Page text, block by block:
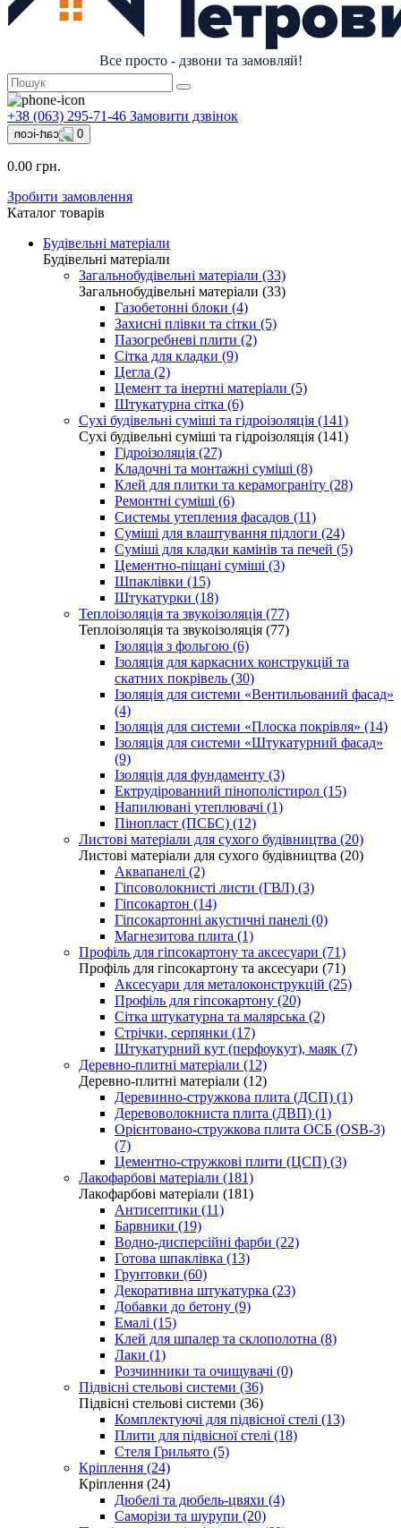
Все просто - дзвони та замовляй!
+38 (063) 295-71-46 Замовити дзвінок
0
0.00 грн.
Зробити замовлення
Каталог товарів
Будівельні матеріали
Будівельні матеріали
Загальнобудівельні матеріали (33)
Загальнобудівельні матеріали (33)
Газобетонні блоки (4)
Захисні плівки та сітки (5)
Пазогребневі плити (2)
Сітка для кладки (9)
Цегла (2)
Цемент та інертні матеріали (5)
Штукатурна сітка (6)
Сухі будівельні суміші та гідроізоляція (141)
Сухі будівельні суміші та гідроізоляція (141)
Гідроізоляція (27)
Кладочні та монтажні суміші (8)
Клей для плитки та керамограніту (28)
Ремонтні суміші (6)
Системы утепления фасадов (11)
Суміші для влаштування підлоги (24)
Суміші для кладки камінів та печей (5)
Цементно-піщані суміші (3)
Шпаклівки (15)
Штукатурки (18)
Теплоізоляція та звукоізоляція (77)
Теплоізоляція та звукоізоляція (77)
Ізоляція з фольгою (6)
Ізоляція для каркасних конструкцій та
скатних покрівель (30)
Ізоляція для системи «Вентильований фасад»
(4)
Ізоляція для системи «Плоска покрівля» (14)
Ізоляція для системи «Штукатурний фасад»
(9)
Ізоляція для фундаменту (3)
Ектрудірованний пінополістирол (15)
Напилювані утеплювачі (1)
Пінопласт (ПСБС) (12)
Листові матеріали для сухого будівництва (20)
Листові матеріали для сухого будівництва (20)
Аквапанелі (2)
Гіпсоволокнисті листи (ГВЛ) (3)
Гіпсокартон (14)
Гіпсокартонні акустичні панелі (0)
Магнезитова плита (1)
Профіль для гіпсокартону та аксесуари (71)
Профіль для гіпсокартону та аксесуари (71)
Аксесуари для металоконструкцій (25)
Профіль для гіпсокартону (20)
Сітка штукатурна та малярська (2)
Стрічки, серпянки (17)
Штукатурний кут (перфоукут), маяк (7)
Деревно-плитні матеріали (12)
Деревно-плитні матеріали (12)
Деревинно-стружкова плита (ДСП) (1)
Деревоволокниста плита (ДВП) (1)
Орієнтовано-стружкова плита ОСБ (OSB-3)
(7)
Цементно-стружкові плити (ЦСП) (3)
Лакофарбові матеріали (181)
Лакофарбові матеріали (181)
Антисептики (11)
Барвники (19)
Водно-дисперсійні фарби (22)
Готова шпаклівка (13)
Грунтовки (60)
Декоративна штукатурка (23)
Добавки до бетону (9)
Емалі (15)
Клей для шпалер та склополотна (8)
Лаки (1)
Розчинники та очищувачі (0)
Підвісні стельові системи (36)
Підвісні стельові системи (36)
Комплектуючі для підвісної стелі (13)
Плити для підвісної стелі (18)
Стеля Грильято (5)
Кріплення (24)
Кріплення (24)
Дюбелі та дюбель-цвяхи (4)
Саморізи та шурупи (20)